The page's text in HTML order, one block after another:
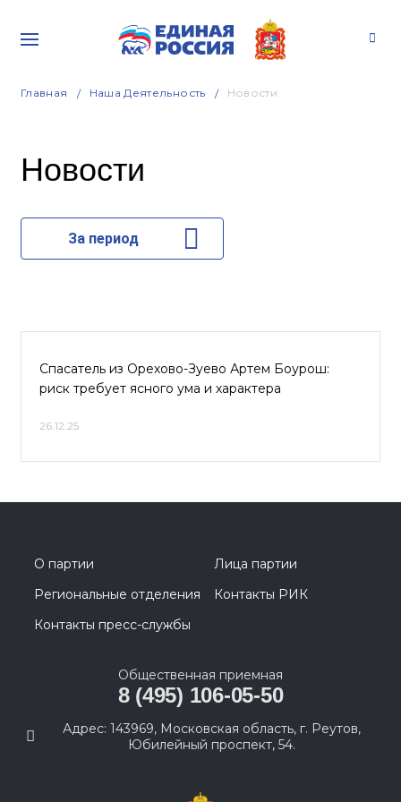
Главная Наша Деятельность Новости
Новости
За период
Спасатель из Орехово-Зуево Артем Боурош:
риск требует ясного ума и характера
26.12.25
О партии
Лица партии
Региональные отделения
Контакты РИК
Контакты пресс-службы
Общественная приемная
8 (495) 106-05-50
Адрес: 143969, Московская область, г. Реутов,
Юбилейный проспект, 54.